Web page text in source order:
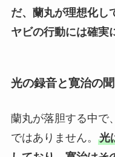
だ、蘭丸が理想化し
ヤビの行動には確実
光の録音と寛治の
蘭丸が落胆する中で
ではありません。 光